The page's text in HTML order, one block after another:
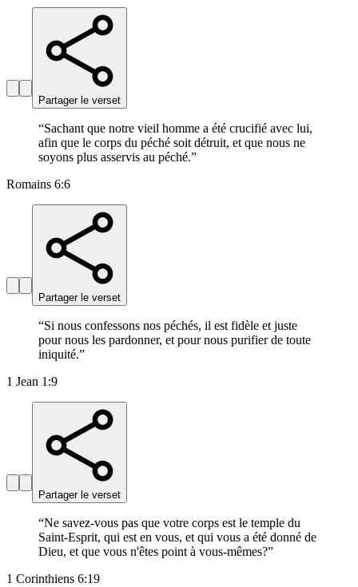
Partager le verset
“Sachant que notre vieil homme a été crucifié avec lui,
afin que le corps du péché soit détruit, et que nous ne
soyons plus asservis au péché.”
Romains 6:6
Partager le verset
“Si nous confessons nos péchés, il est fidèle et juste
pour nous les pardonner, et pour nous purifier de toute
iniquité.”
1 Jean 1:9
Partager le verset
“Ne savez-vous pas que votre corps est le temple du
Saint-Esprit, qui est en vous, et qui vous a été donné de
Dieu, et que vous n'êtes point à vous-mêmes?”
1 Corinthiens 6:19